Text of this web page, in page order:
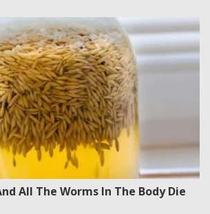
All The Worms In The Body Die